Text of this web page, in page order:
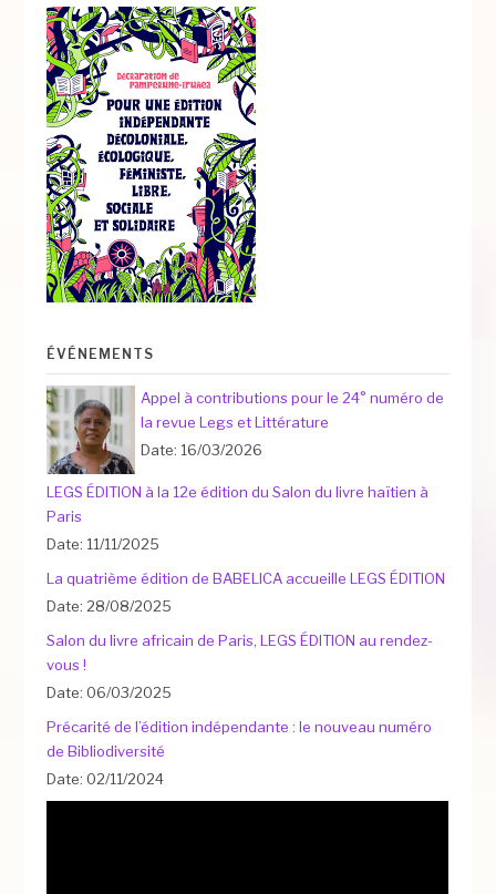
ÉVÉNEMENTS
Appel à contributions pour le 24° numéro de
la revue Legs et Littérature
Date: 16/03/2026
LEGS ÉDITION à la 12e édition du Salon du livre haïtien à
Paris
Date: 11/11/2025
La quatrième édition de BABELICA accueille LEGS ÉDITION
Date: 28/08/2025
Salon du livre africain de Paris, LEGS ÉDITION au rendez-
vous !
Date: 06/03/2025
Précarité de l’édition indépendante : le nouveau numéro
de Bibliodiversité
Date: 02/11/2024